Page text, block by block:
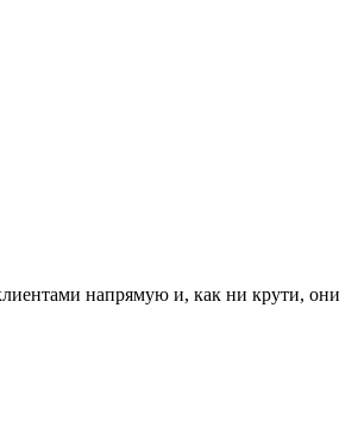
напрямую и, как ни крути, они